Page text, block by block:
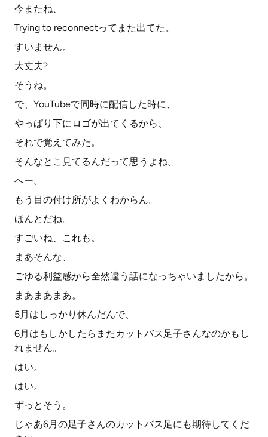
今またね、
Trying to reconnectってまた出てた。
すいません。
大丈夫?
そうね。
で、YouTubeで同時に配信した時に、
やっぱり下にロゴが出てくるから、
それで覚えてみた。
そんなとこ見てるんだって思うよね。
へー。
もう目の付け所がよくわからん。
ほんとだね。
すごいね、これも。
まあそんな、
ごゆる利益感から全然違う話になっちゃいましたから。
まあまあまあ。
5月はしっかり休んだんで、
6月はもしかしたらまたカットバス足子さんなのかもし
れません。
はい。
はい。
ずっとそう。
じゃあ6月の足子さんのカットバス足にも期待してくだ